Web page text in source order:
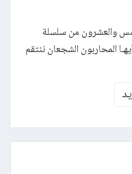
والعشرون من سلسلة
المحاربون الشجعان ننتقم